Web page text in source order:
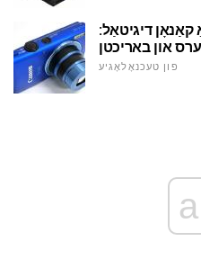
קאַנאָן דיגיטאַל:
און באריכטן
פון טעכנאָלאָגיע